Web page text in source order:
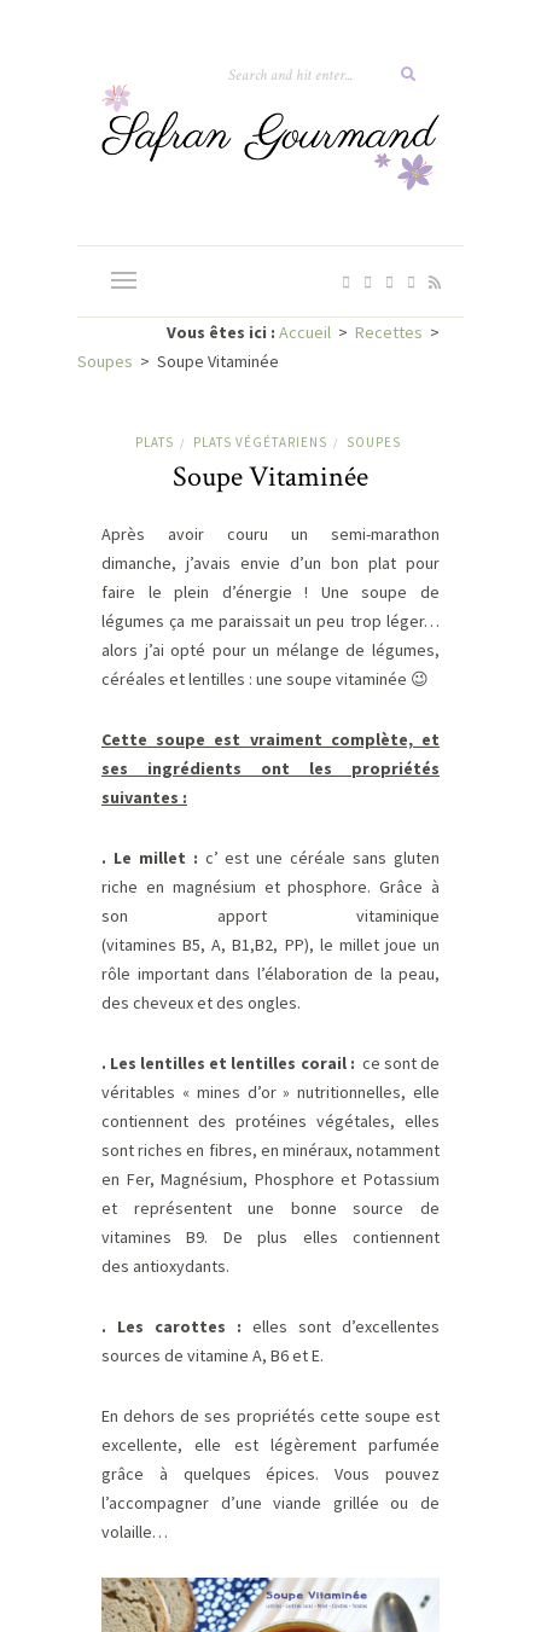
Vous êtes ici : Accueil >Recettes >
Soupes > Soupe Vitaminée
PLATS / PLATS VÉGÉTARIENS / SOUPES
Soupe Vitaminée
Après avoir couru un semi-marathon
dimanche, j’avais envie d’un bon plat pour
faire le plein d’énergie ! Une soupe de
légumes ça me paraissait un peu trop léger…
alors j’ai opté pour un mélange de légumes,
céréales et lentilles : une soupe vitaminée 😉
Cette soupe est vraiment complète, et
ses ingrédients ont les propriétés
suivantes :
. Le millet : c’ est une céréale sans gluten
riche en magnésium et phosphore. Grâce à
son apport vitaminique
(vitamines B5, A, B1,B2, PP), le millet joue un
rôle important dans l’élaboration de la peau,
des cheveux et des ongles.
. Les lentilles et lentilles corail : ce sont de
véritables « mines d’or » nutritionnelles, elle
contiennent des protéines végétales, elles
sont riches en fibres, en minéraux, notamment
en Fer, Magnésium, Phosphore et Potassium
et représentent une bonne source de
vitamines B9. De plus elles contiennent
des antioxydants.
. Les carottes : elles sont d’excellentes
sources de vitamine A, B6 et E.
En dehors de ses propriétés cette soupe est
excellente, elle est légèrement parfumée
grâce à quelques épices. Vous pouvez
l’accompagner d’une viande grillée ou de
volaille…